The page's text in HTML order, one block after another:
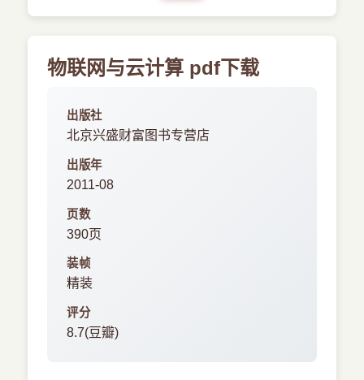
物联网与云计算 pdf下载
出版社
北京兴盛财富图书专营店
出版年
2011-08
页数
390页
装帧
精装
评分
8.7(豆瓣)